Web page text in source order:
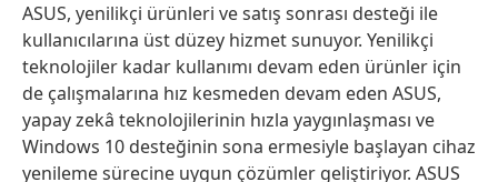
ASUS, yenilikçi ürünleri ve satış sonrası desteği ile
kullanıcılarına üst düzey hizmet sunuyor. Yenilikçi
teknolojiler kadar kullanımı devam eden ürünler için
de çalışmalarına hız kesmeden devam eden ASUS,
yapay zekâ teknolojilerinin hızla yaygınlaşması ve
Windows 10 desteğinin sona ermesiyle başlayan cihaz
yenileme sürecine uygun çözümler geliştiriyor. ASUS